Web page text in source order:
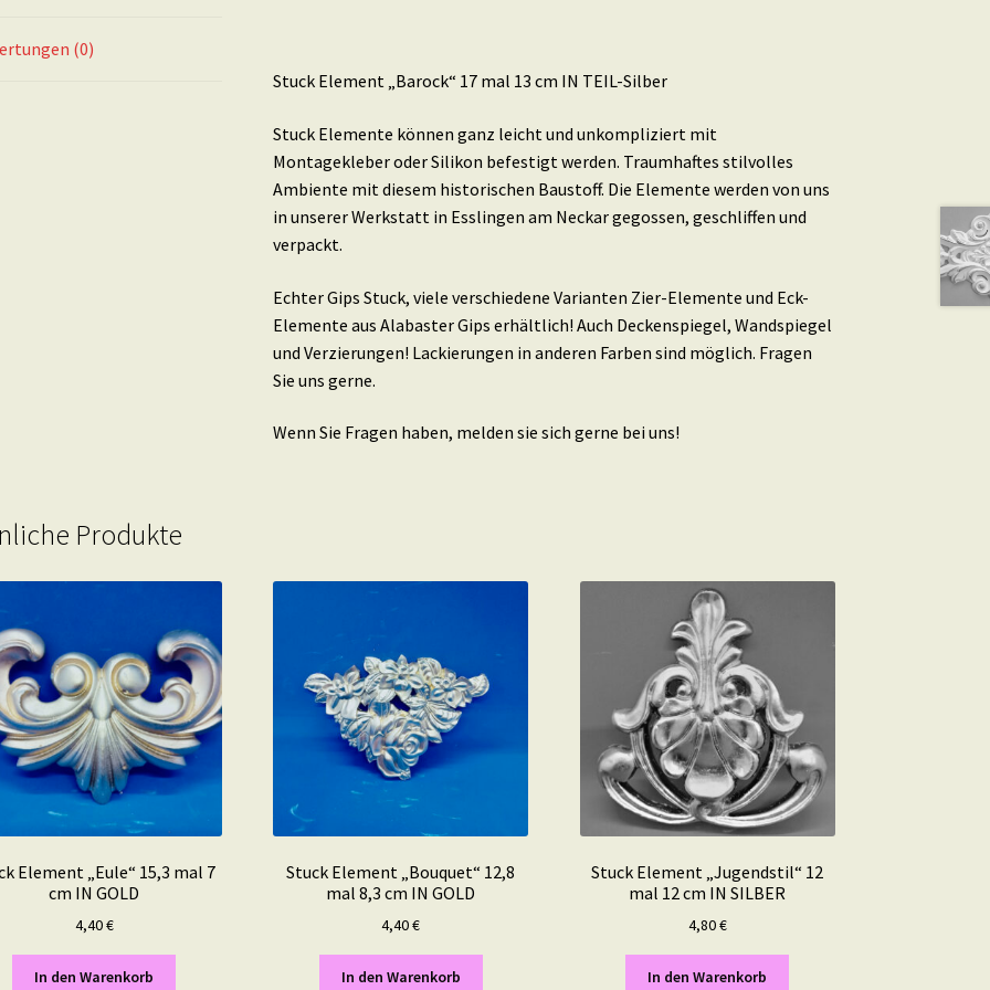
(0)
Stuck Element „Barock“ 17 mal 13 cm IN TEIL-Silber
Stuck Elemente können ganz leicht und unkompliziert mit
Montagekleber oder Silikon befestigt werden. Traumhaftes stilvolles
Ambiente mit diesem historischen Baustoff. Die Elemente werden von uns
in unserer Werkstatt in Esslingen am Neckar gegossen, geschliffen und
verpackt.
Echter Gips Stuck, viele verschiedene Varianten Zier-Elemente und Eck-
Elemente aus Alabaster Gips erhältlich! Auch Deckenspiegel, Wandspiegel
und Verzierungen! Lackierungen in anderen Farben sind möglich. Fragen
Sie uns gerne.
Wenn Sie Fragen haben, melden sie sich gerne bei uns!
Produkte
Element „Eule“ 15,3 mal 7
cm IN GOLD
4,40€
In den Warenkorb
Stuck Element „Bouquet“ 12,8
mal 8,3 cm IN GOLD
4,40€
In den Warenkorb
Stuck Element „Jugendstil“ 12
mal 12 cm IN SILBER
4,80€
In den Warenkorb